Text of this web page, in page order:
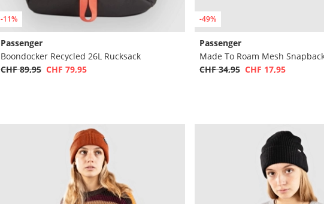
-11%
Passenger
Boondocker Recycled 26L Rucksack
CHF 89,95 CHF 79,95
-49%
Passenger
Made To Roam Mesh
CHF 34,95 CHF 17,95